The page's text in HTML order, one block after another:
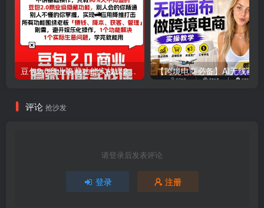
豆包2.0商业隐藏功能实战课2026，1个功能解决1个实际生意问题，学完就能用
评论 抢沙发
请登录后发表评论
登录 注册